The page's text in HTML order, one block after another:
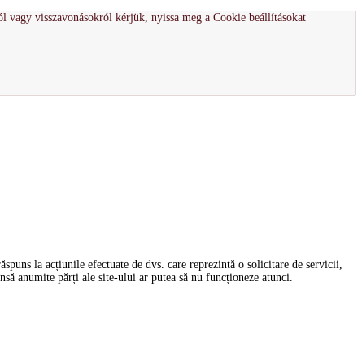
visszavonásokról kérjük, nyissa meg a Cookie beállításokat
la acțiunile efectuate de dvs. care reprezintă o solicitare de servicii,
anumite părți ale site-ului ar putea să nu funcționeze atunci.